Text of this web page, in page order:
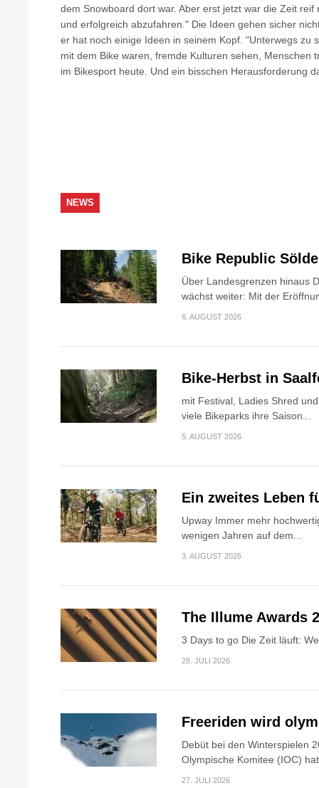
dem Snowboard dort war. Aber erst jetzt war die Zeit
und erfolgreich abzufahren." Die Ideen gehen sicher
er hat noch einige Ideen in seinem Kopf. "Unterwegs zu
mit dem Bike waren, fremde Kulturen sehen, Menschen
im Bikesport heute. Und ein bisschen Herausforderung
NEWS
Bike Republic
Über Landesgrenzen hinaus
wächst weiter: Mit der
6. AUGUST 2026
Bike-Herbst in
mit Festival, Ladies Shred
viele Bikeparks ihre Saison...
5. AUGUST 2026
Ein zweites Leben
Upway Immer mehr
wenigen Jahren auf dem...
3. AUGUST 2026
The Illume Awards
3 Days to go Die Zeit läuft:
28. JULI 2026
Freeriden wird
Debüt bei den Winterspielen
Olympische Komitee (IOC)
27. JULI 2026